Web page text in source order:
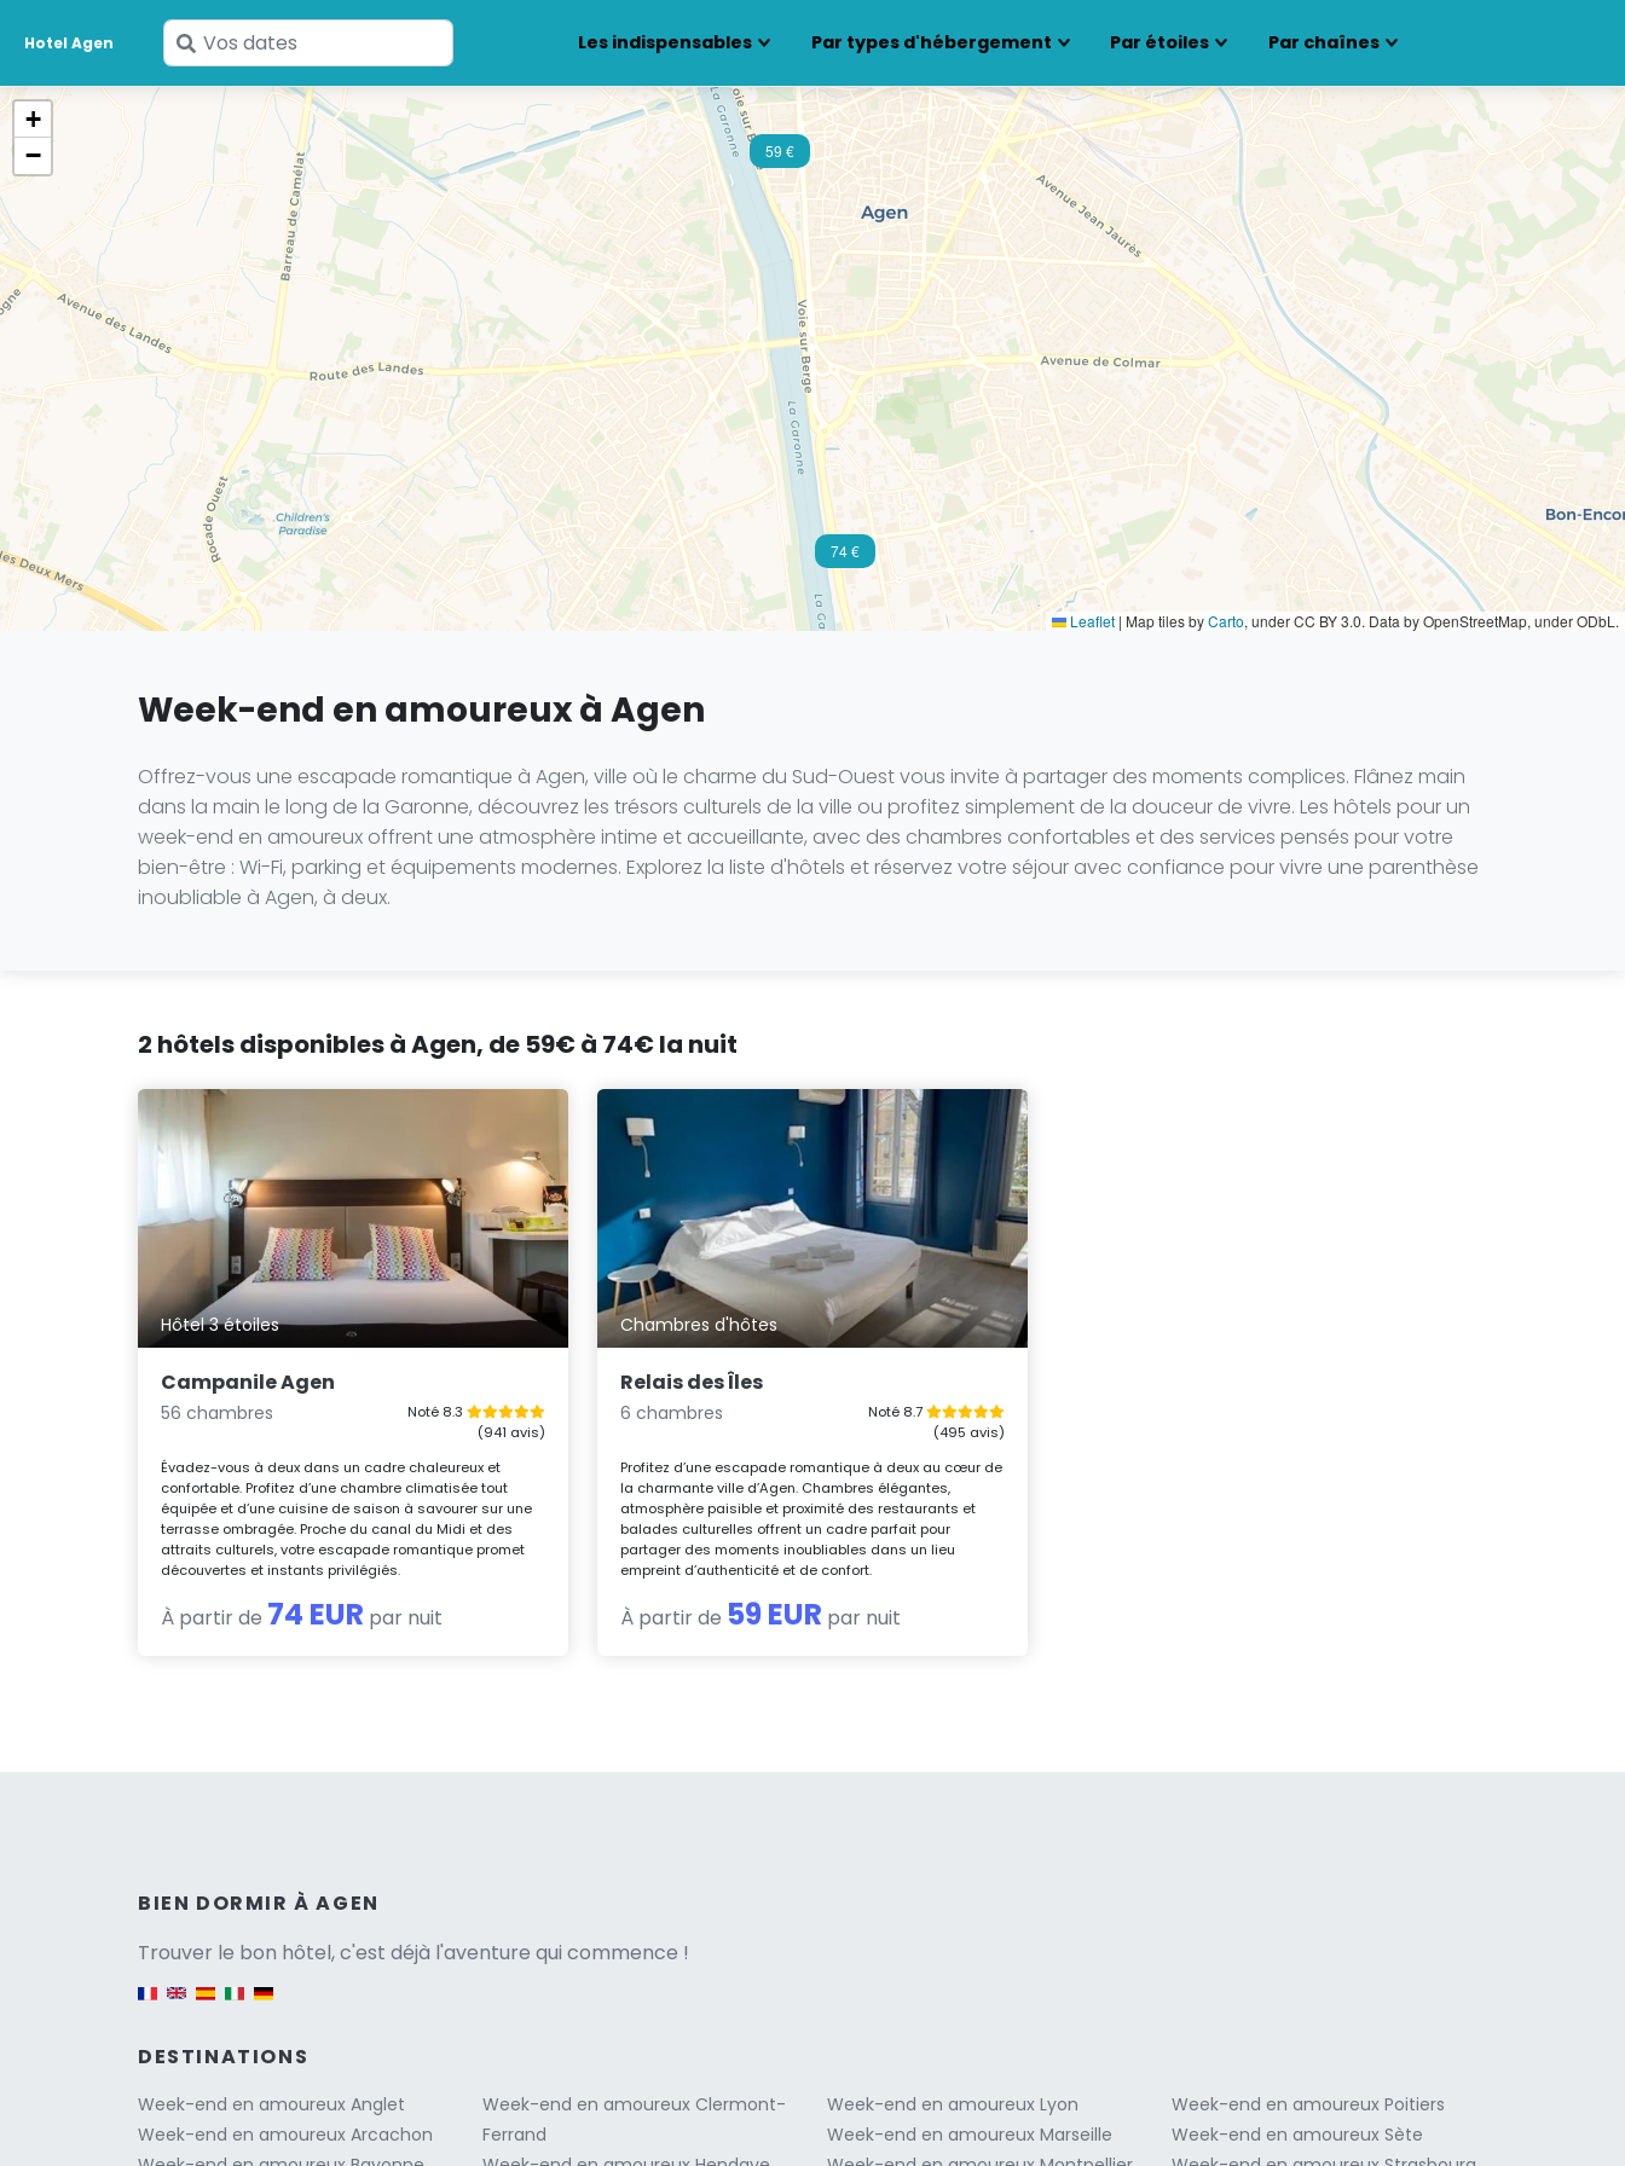
Hotel Agen
Saisissez
vos
dates
Les indispensables Par types d'hébergement Par étoiles Par chaînes
74 €
59 €
+
−
Leaflet | Map tiles byCarto, under CC BY 3.0. Data by OpenStreetMap, under ODbL.
Week-end en amoureux à Agen
Offrez-vous une escapade romantique à Agen, ville où le charme du Sud-Ouest vous invite à partager des moments complices. Flânez main
dans la main le long de la Garonne, découvrez les trésors culturels de la ville ou profitez simplement de la douceur de vivre. Les hôtels pour un
week-end en amoureux offrent une atmosphère intime et accueillante, avec des chambres confortables et des services pensés pour votre
bien-être : Wi-Fi, parking et équipements modernes. Explorez la liste d'hôtels et réservez votre séjour avec confiance pour vivre une parenthèse
inoubliable à Agen, à deux.
2 hôtels disponibles à Agen, de 59€ à 74€ la nuit
Hôtel 3 étoiles
Campanile Agen
56 chambres
Noté 8.3
(941 avis)
Évadez-vous à deux dans un cadre chaleureux et
confortable. Profitez d’une chambre climatisée tout
équipée et d’une cuisine de saison à savourer sur une
terrasse ombragée. Proche du canal du Midi et des
attraits culturels, votre escapade romantique promet
découvertes et instants privilégiés.
À partir de 74 EUR par nuit
Chambres d'hôtes
Relais des Îles
6 chambres
Noté 8.7
(495 avis)
Profitez d’une escapade romantique à deux au cœur de
la charmante ville d’Agen. Chambres élégantes,
atmosphère paisible et proximité des restaurants et
balades culturelles offrent un cadre parfait pour
partager des moments inoubliables dans un lieu
empreint d’authenticité et de confort.
À partir de 59 EUR par nuit
BIEN DORMIR À AGEN
Trouver le bon hôtel, c'est déjà l'aventure qui commence !
Versione italiana
DESTINATIONS
Week-end en amoureux Anglet
Week-end en amoureux Arcachon
Week-end en amoureux Clermont-
Ferrand
Week-end en amoureux Lyon
Week-end en amoureux Marseille
Week-end en amoureux Poitiers
Week-end en amoureux Sète